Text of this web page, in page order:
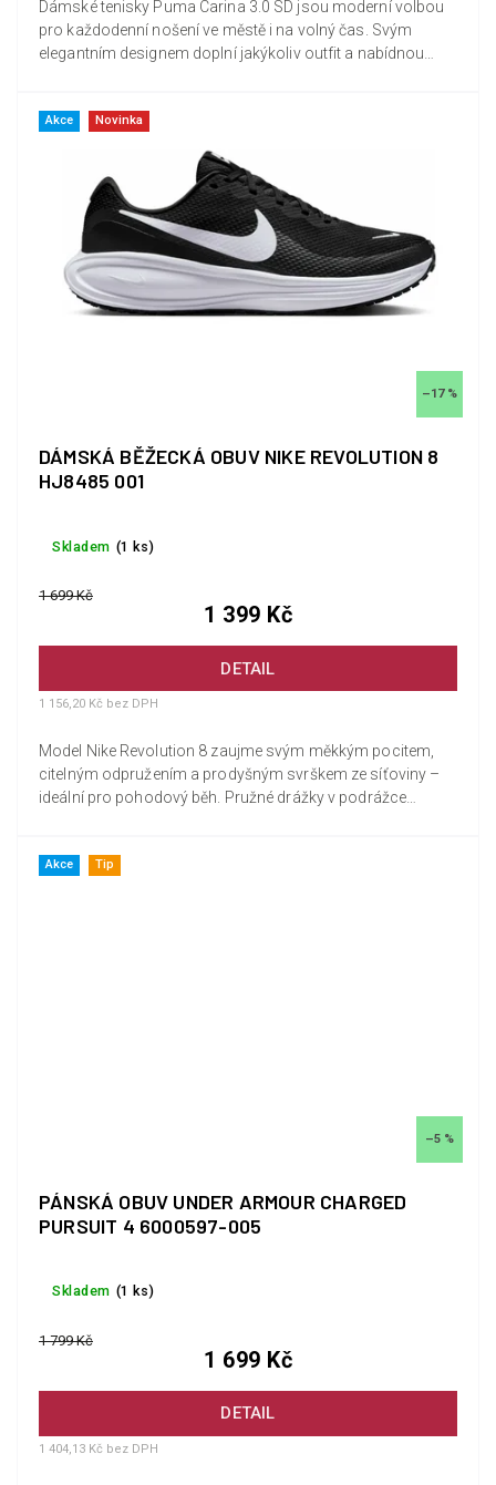
Dámské tenisky Puma Carina 3.0 SD jsou moderní volbou
pro každodenní nošení ve městě i na volný čas. Svým
elegantním designem doplní jakýkoliv outfit a nabídnou
Akce Novinka
–17 %
DÁMSKÁ BĚŽECKÁ OBUV NIKE REVOLUTION 8
HJ8485 001
Skladem (1 ks)
DETAIL
1 156,20 Kč bez DPH
1 699 Kč
1 399 Kč
Model Nike Revolution 8 zaujme svým měkkým pocitem,
citelným odpružením a prodyšným svrškem ze síťoviny –
ideální pro pohodový běh. Pružné drážky v podrážce
Akce Tip
–5 %
PÁNSKÁ OBUV UNDER ARMOUR CHARGED
PURSUIT 4 6000597-005
Skladem (1 ks)
DETAIL
1 404,13 Kč bez DPH
1 799 Kč
1 699 Kč